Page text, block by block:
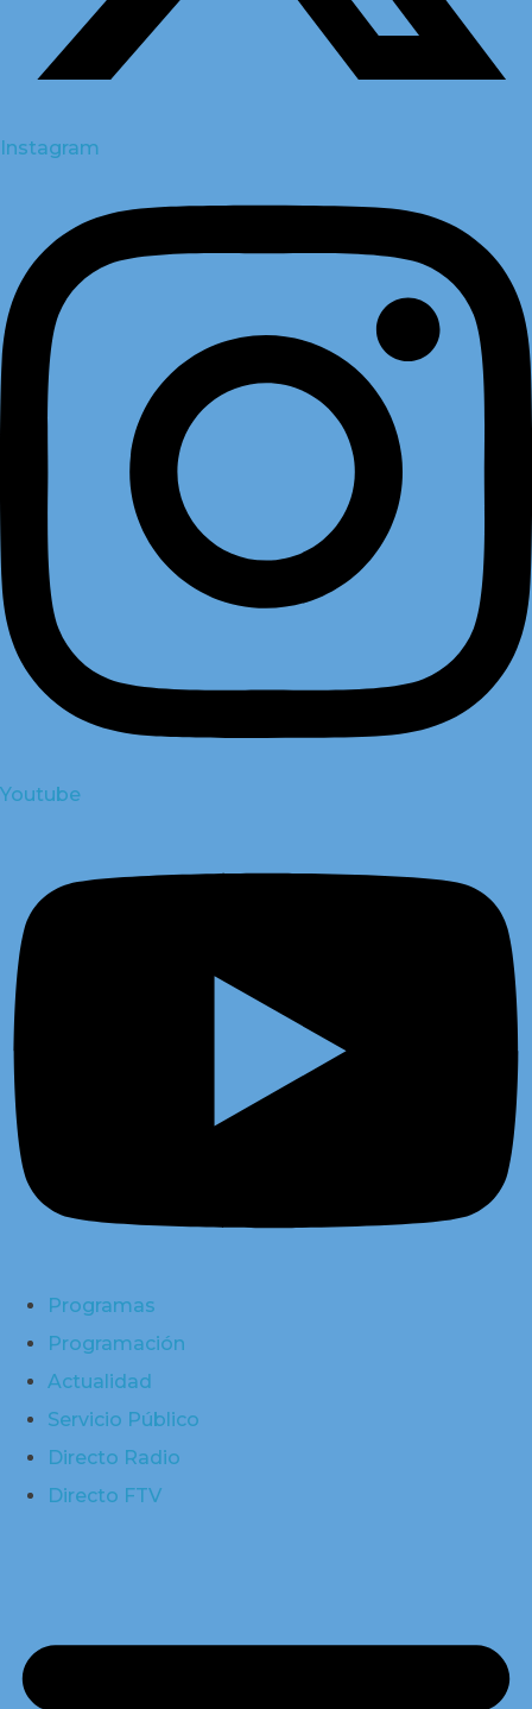
Instagram
Youtube
Programas
Programación
Actualidad
Servicio Público
Directo Radio
Directo FTV